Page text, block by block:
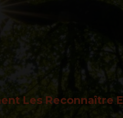
Les Reconnaître